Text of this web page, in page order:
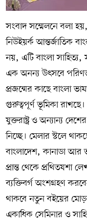
সংবাদ সম্মেলনে বলা
নিউইয়র্ক আন্তর্জাতিক
নয়, এটি বাংলা
এক অনন্য উৎসবে পরিণত
প্রজন্মের কাছে বাংলা
গুরুত্বপূর্ণ ভূমিকা
যুক্তরাষ্ট্র ও অন্যান্য
নিচ্ছে। মেলার স্টলে
বাংলাদেশ, কানাডা আর
প্রান্ত থেকে প্রথিতযশা
ব্যক্তিবর্গ অংশগ্রহণ
থাকবে নতুন বইয়ের
একাধিক সেমিনার ও